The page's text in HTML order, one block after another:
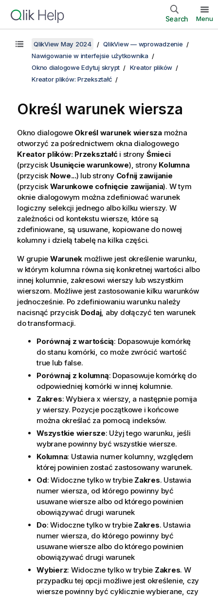
Search Menu
QlikView May 2024
QlikView — wprowadzenie
Nawigowanie w interfejsie użytkownika
Okno dialogowe Edytuj skrypt
Kreator plików
Kreator plików: Przekształć
Określ warunek wiersza
Okno dialogowe Określ warunek wierszamożna
otworzyć za pośrednictwem okna dialogowego
Kreator plików: Przekształć i strony Śmieci
(przycisk Usunięcie warunkowe), strony Kolumna
(przycisk Nowe...) lub strony Cofnij zawijanie
(przycisk Warunkowe cofnięcie zawijania). W tym
oknie dialogowym można zdefiniować warunek
logiczny selekcji jednego albo kilku wierszy. W
zależności od kontekstu wiersze, które są
zdefiniowane, są usuwane, kopiowane do nowej
kolumny i dzielą tabelę na kilka części.
W grupie Warunek możliwe jest określenie warunku,
w którym kolumna równa się konkretnej wartości albo
innej kolumnie, zakresowi wierszy lub wszystkim
wierszom. Możliwe jest zastosowanie kilku warunków
jednocześnie. Po zdefiniowaniu warunku należy
nacisnąć przycisk Dodaj, aby dołączyć ten warunek
do transformacji.
Porównaj z wartością: Dopasowuje komórkę
do stanu komórki, co może zwrócić wartość
true lub false.
Porównaj z kolumną: Dopasowuje komórkę do
odpowiedniej komórki w innej kolumnie.
Zakres: Wybiera x wierszy, a następnie pomija
y wierszy. Pozycje początkowe i końcowe
można określać za pomocą indeksów.
Wszystkie wiersze: Użyj tego warunku, jeśli
wybrane powinny być wszystkie wiersze.
Kolumna: Ustawia numer kolumny, względem
której powinien zostać zastosowany warunek.
Od: Widoczne tylko w trybie Zakres. Ustawia
numer wiersza, od którego powinny być
usuwane wiersze albo od którego powinien
obowiązywać drugi warunek
Do: Widoczne tylko w trybie Zakres. Ustawia
numer wiersza, do którego powinny być
usuwane wiersze albo do którego powinien
obowiązywać drugi warunek
Wybierz: Widoczne tylko w trybie Zakres. W
przypadku tej opcji możliwe jest określenie, czy
wiersze powinny być cyklicznie wybierane, czy